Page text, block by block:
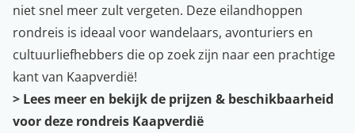
niet snel meer zult vergeten. Deze eilandhoppen
rondreis is ideaal voor wandelaars, avonturiers en
cultuurliefhebbers die op zoek zijn naar een prachtige
kant van Kaapverdië!
> Lees meer en bekijk de prijzen & beschikbaarheid
voor deze rondreis Kaapverdië